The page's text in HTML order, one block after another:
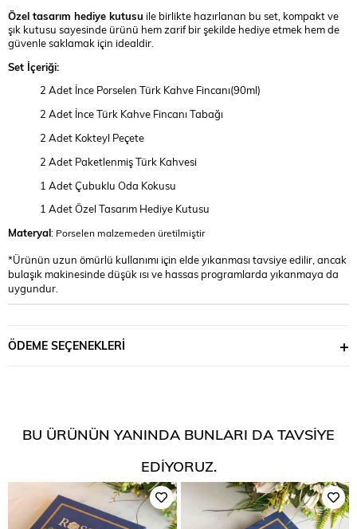
Özel tasarım hediye kutusu ile birlikte hazırlanan bu set, kompakt ve
şık kutusu sayesinde ürünü hem zarif bir şekilde hediye etmek hem de
güvenle saklamak için idealdir.
Set İçeriği:
2 Adet İnce Porselen Türk Kahve Fincanı(90ml)
2 Adet İnce Türk Kahve Fincanı Tabağı
2 Adet Kokteyl Peçete
2 Adet Paketlenmiş Türk Kahvesi
1 Adet Çubuklu Oda Kokusu
1 Adet Özel Tasarım Hediye Kutusu
Materyal: Porselen malzemeden üretilmiştir
*Ürünün uzun ömürlü kullanımı için elde yıkanması tavsiye edilir, ancak
bulaşık makinesinde düşük ısı ve hassas programlarda yıkanmaya da
uygundur.
ÖDEME SEÇENEKLERI
BU ÜRÜNÜN YANINDA BUNLARI DA TAVSIYE
EDIYORUZ.